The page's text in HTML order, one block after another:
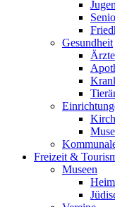
Gesundheit
Ärzte
Freizeit &
Museen